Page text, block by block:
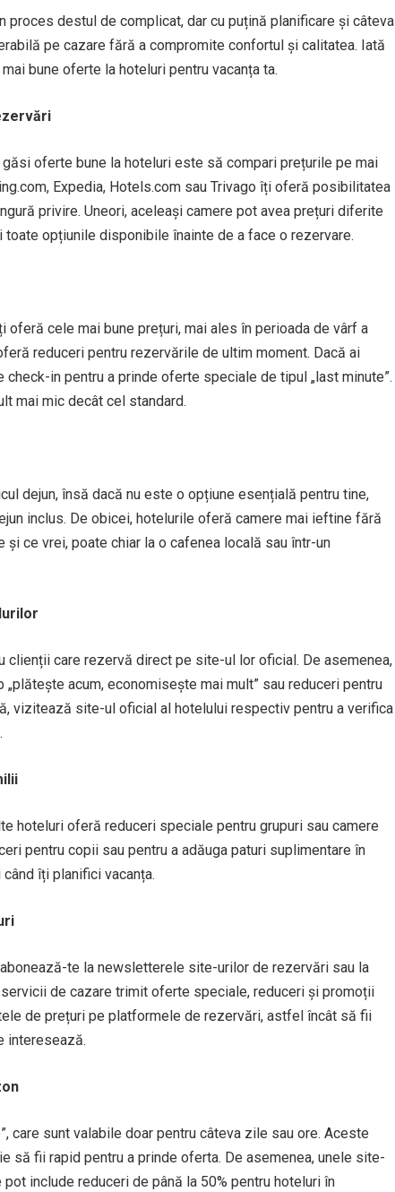
proces destul de complicat, dar cu puțină planificare și câteva
pe cazare fără a compromite confortul și calitatea. Iată
bune oferte la hoteluri pentru vacanța ta.
oferte bune la hoteluri este să compari prețurile pe mai
Expedia, Hotels.com sau Trivago îți oferă posibilitatea
privire. Uneori, aceleași camere pot avea prețuri diferite
opțiunile disponibile înainte de a face o rezervare.
cele mai bune prețuri, mai ales în perioada de vârf a
reduceri pentru rezervările de ultim moment. Dacă ai
in pentru a prinde oferte speciale de tipul „last minute”.
mai mic decât cel standard.
dejun, însă dacă nu este o opțiune esențială pentru tine,
inclus. De obicei, hotelurile oferă camere mai ieftine fără
ce vrei, poate chiar la o cafenea locală sau într-un
clienții care rezervă direct pe site-ul lor oficial. De asemenea,
acum, economisește mai mult” sau reduceri pentru
vizitează site-ul oficial al hotelului respectiv pentru a verifica
hoteluri oferă reduceri speciale pentru grupuri sau camere
pentru copii sau pentru a adăuga paturi suplimentare în
îți planifici vacanța.
te la newsletterele site-urilor de rezervări sau la
de cazare trimit oferte speciale, reduceri și promoții
de prețuri pe platformele de rezervări, astfel încât să fii
interesează.
care sunt valabile doar pentru câteva zile sau ore. Aceste
să fii rapid pentru a prinde oferta. De asemenea, unele site-
include reduceri de până la 50% pentru hoteluri în